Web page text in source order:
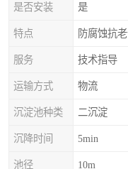
是否安装 是
特点 防腐蚀抗
服务 技术指导
运输方式 物流
沉淀池种类 二沉淀
沉降时间 5min
池径 10m